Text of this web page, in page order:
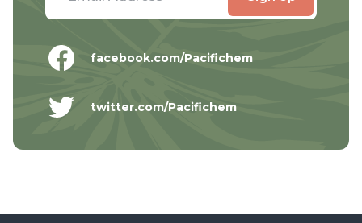
facebook.com/Pacifichem
twitter.com/Pacifichem